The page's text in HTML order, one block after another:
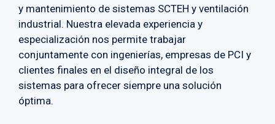
y mantenimiento de sistemas SCTEH y ventilación
industrial. Nuestra elevada experiencia y
especialización nos permite trabajar
conjuntamente con ingenierías, empresas de PCI y
clientes finales en el diseño integral de los
sistemas para ofrecer siempre una solución
óptima.